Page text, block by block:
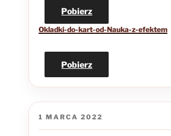
Pobierz
Okladki-do-kart-od-Nauka-z-efektem
Pobierz
OPUBLIKOWANE
1 MARCA 2022